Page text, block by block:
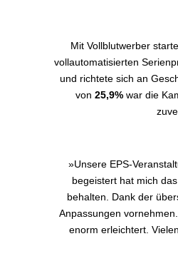
Mit Vollblutwerber
vollautomatisierten
und richtete sich an
von 25,9%war die
»Unsere EPS-
begeistert hat mich
behalten. Dank der
Anpassungen
enorm erleichtert.